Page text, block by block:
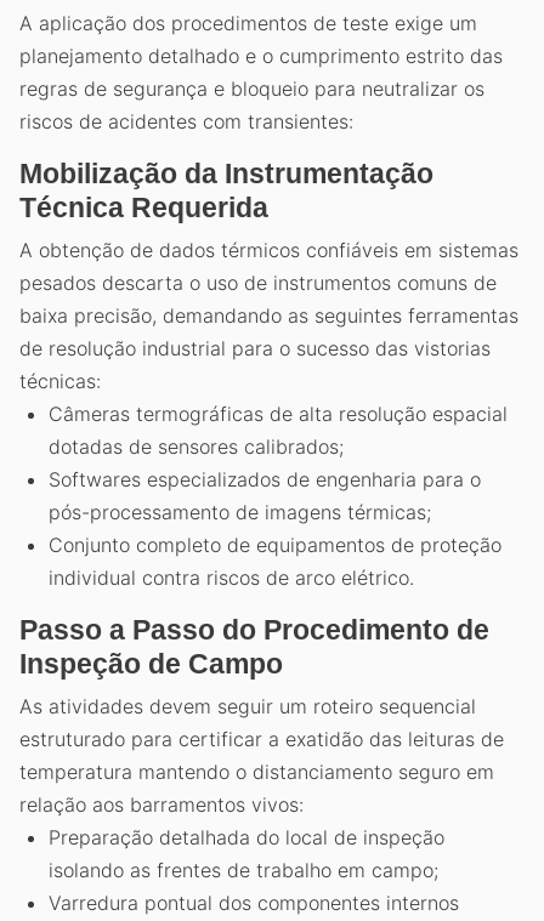
A aplicação dos procedimentos de teste exige um
planejamento detalhado e o cumprimento estrito das
regras de segurança e bloqueio para neutralizar os
riscos de acidentes com transientes:
Mobilização da Instrumentação
Técnica Requerida
A obtenção de dados térmicos confiáveis em sistemas
pesados descarta o uso de instrumentos comuns de
baixa precisão, demandando as seguintes ferramentas
de resolução industrial para o sucesso das vistorias
técnicas:
Câmeras termográficas de alta resolução espacial
dotadas de sensores calibrados;
Softwares especializados de engenharia para o
pós-processamento de imagens térmicas;
Conjunto completo de equipamentos de proteção
individual contra riscos de arco elétrico.
Passo a Passo do Procedimento de
Inspeção de Campo
As atividades devem seguir um roteiro sequencial
estruturado para certificar a exatidão das leituras de
temperatura mantendo o distanciamento seguro em
relação aos barramentos vivos:
Preparação detalhada do local de inspeção
isolando as frentes de trabalho em campo;
Varredura pontual dos componentes internos